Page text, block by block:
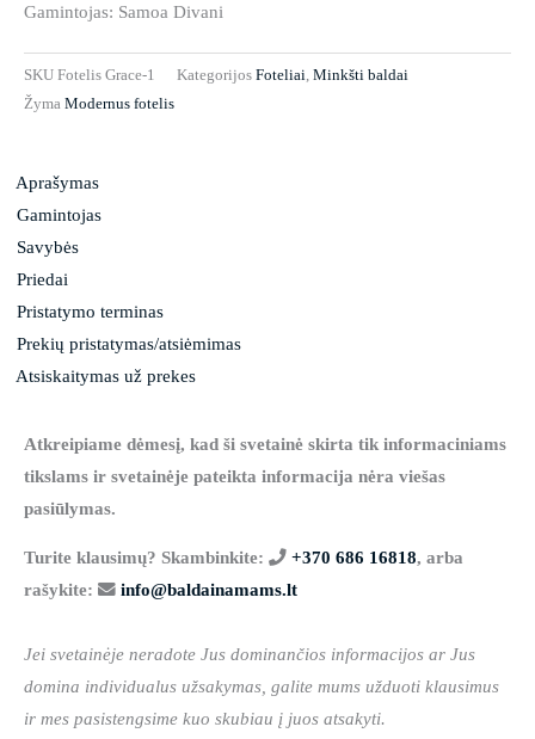
Gamintojas: Samoa Divani
SKU Fotelis Grace-1 Kategorijos Foteliai, Minkšti baldai
Žyma Modernus fotelis
Aprašymas
Gamintojas
Savybės
Priedai
Pristatymo terminas
Prekių pristatymas/atsiėmimas
Atsiskaitymas už prekes
Atkreipiame dėmesį, kad ši svetainė skirta tik informaciniams
tikslams ir svetainėje pateikta informacija nėra viešas
pasiūlymas.
Turite klausimų? Skambinkite: +370 686 16818, arba
rašykite:
info@baldainamams.lt
Jei svetainėje neradote Jus dominančios informacijos ar Jus
domina individualus užsakymas, galite mums užduoti klausimus
ir mes pasistengsime kuo skubiau į juos atsakyti.